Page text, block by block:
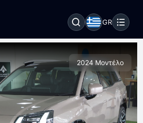
GR
2024 Μοντέλο